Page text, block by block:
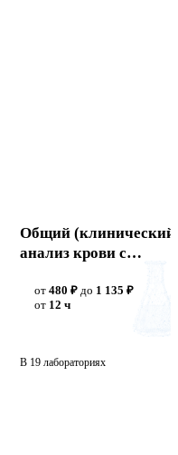
Общий
анализ крови с
формулой + СОЭ
от 480 ₽ до 1 135 ₽
от 12 ч
В 19 лабораториях